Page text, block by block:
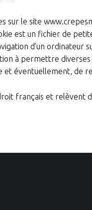
sur le site
est un fichier de
d’un ordinateur
à permettre
éventuellement, de
français et relèvent